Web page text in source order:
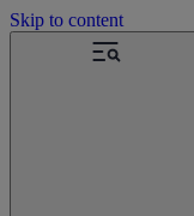
Skip to content